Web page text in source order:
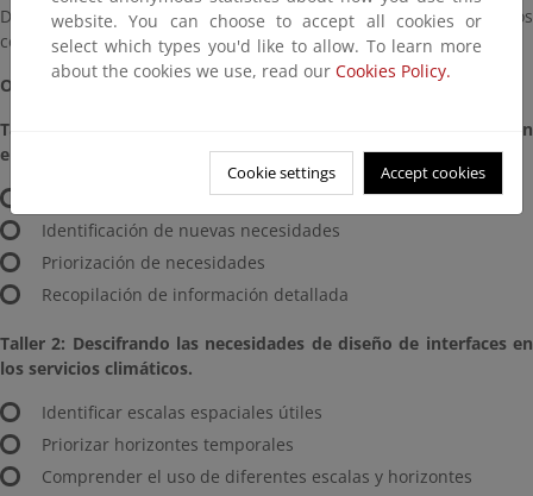
Durante la Jornada se desarrollaron tres talleres participativos
centrados en tres bloques temáticos.
Objetivos específicos:
Taller 1: Descifrando las necesidades de información climática en
el sector agroalimentario.
Validación de índices agroclimáticos.
Identificación de nuevas necesidades
Priorización de necesidades
Recopilación de información detallada
Taller 2: Descifrando las necesidades de diseño de interfaces en
los servicios climáticos.
Identificar escalas espaciales útiles
Priorizar horizontes temporales
Comprender el uso de diferentes escalas y horizontes
website. You can choose to accept all cookies or
select which types you'd like to allow. To learn more
about the cookies we use, read our Cookies Policy.
Cookie settings Accept cookies